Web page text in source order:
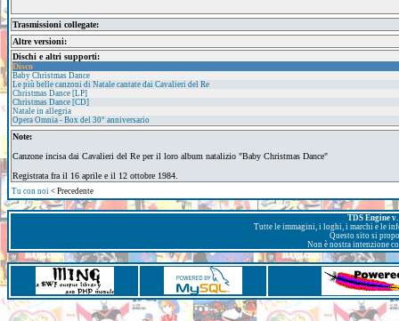
Trasmissioni collegate:
Altre versioni:
Dischi e altri supporti:
Disco
Baby Christmas Dance
Le più belle canzoni di Natale cantate dai Cavalieri del Re
Christmas Dance [LP]
Christmas Dance [CD]
Natale in allegria
Opera Omnia - Box del 30° anniversario
Note:
Canzone incisa dai Cavalieri del Re per il loro album natalizio "Baby Christmas Dance"
Registrata fra il 16 aprile e il 12 ottobre 1984.
Tu con noi < Precedente
TDS Engine
Tutte le immagini, i loghi, i marchi e le
Questo sito si
Non è nostra intenzione